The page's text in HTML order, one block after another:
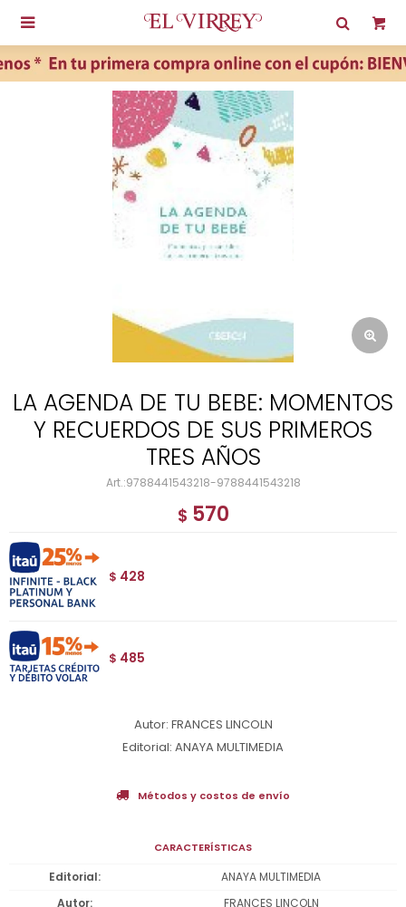

LA AGENDA DE TU BEBE: MOMENTOS
Y RECUERDOS DE SUS PRIMEROS
TRES AÑOS
9788441543218-9788441543218
$ 570
$ 428
$ 485
Autor: FRANCES LINCOLN
Editorial: ANAYA MULTIMEDIA
Métodos y costos de envío
CARACTERÍSTICAS
Editorial
ANAYA MULTIMEDIA
Autor
FRANCES LINCOLN